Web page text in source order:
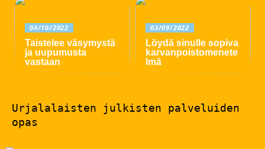
04/10/2022
Taistelee väsymystä
ja uupumusta
vastaan
03/09/2022
Löydä sinulle sopiva
karvanpoistomenete
lmä
Urjalalaisten julkisten palveluiden
opas